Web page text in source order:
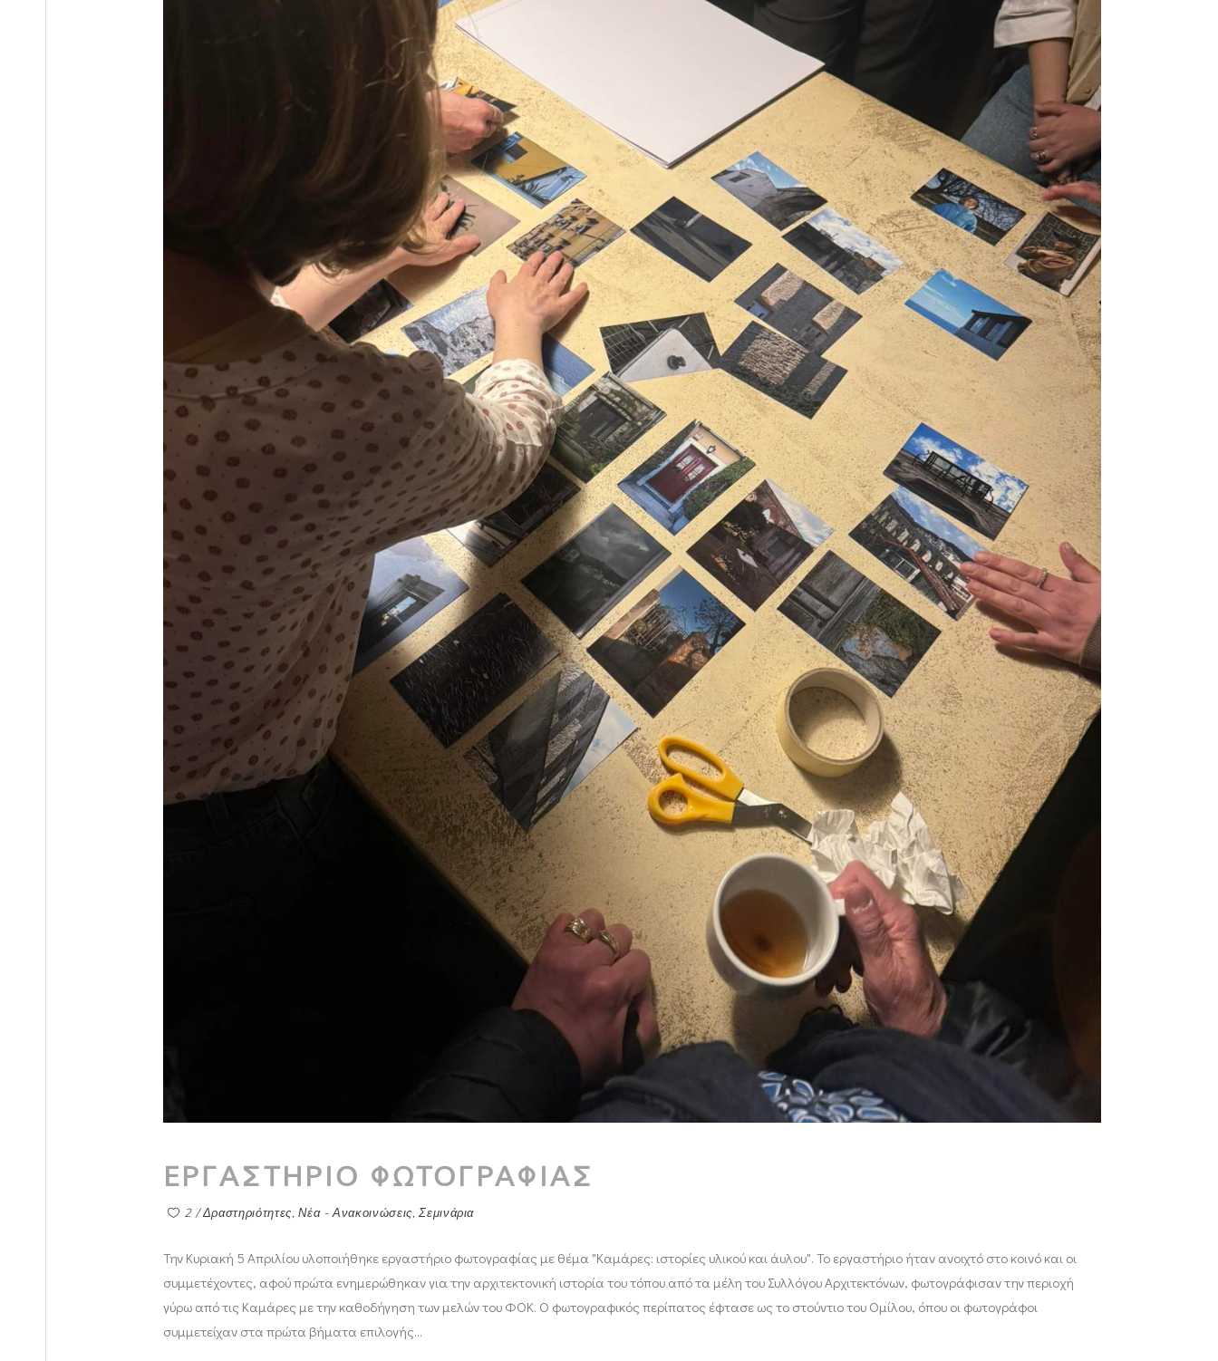
ΕΡΓΑΣΤΗΡΙΟ ΦΩΤΟΓΡΑΦΙΑΣ
2 Δραστηριότητες ,Νέα - Ανακοινώσεις ,Σεμινάρια
Την Κυριακή 5 Απριλίου υλοποιήθηκε εργαστήριο φωτογραφίας με θέμα "Καμάρες: ιστορίες υλικού και άυλου". Το εργαστήριο ήταν ανοιχτό στο κοινό και οι
συμμετέχοντες, αφού πρώτα ενημερώθηκαν για την αρχιτεκτονική ιστορία του τόπου από τα μέλη του Συλλόγου Αρχιτεκτόνων, φωτογράφισαν την περιοχή
γύρω από τις Καμάρες με την καθοδήγηση των μελών του ΦΟΚ. Ο φωτογραφικός περίπατος έφτασε ως το στούντιο του Ομίλου, όπου οι φωτογράφοι
συμμετείχαν στα πρώτα βήματα επιλογής